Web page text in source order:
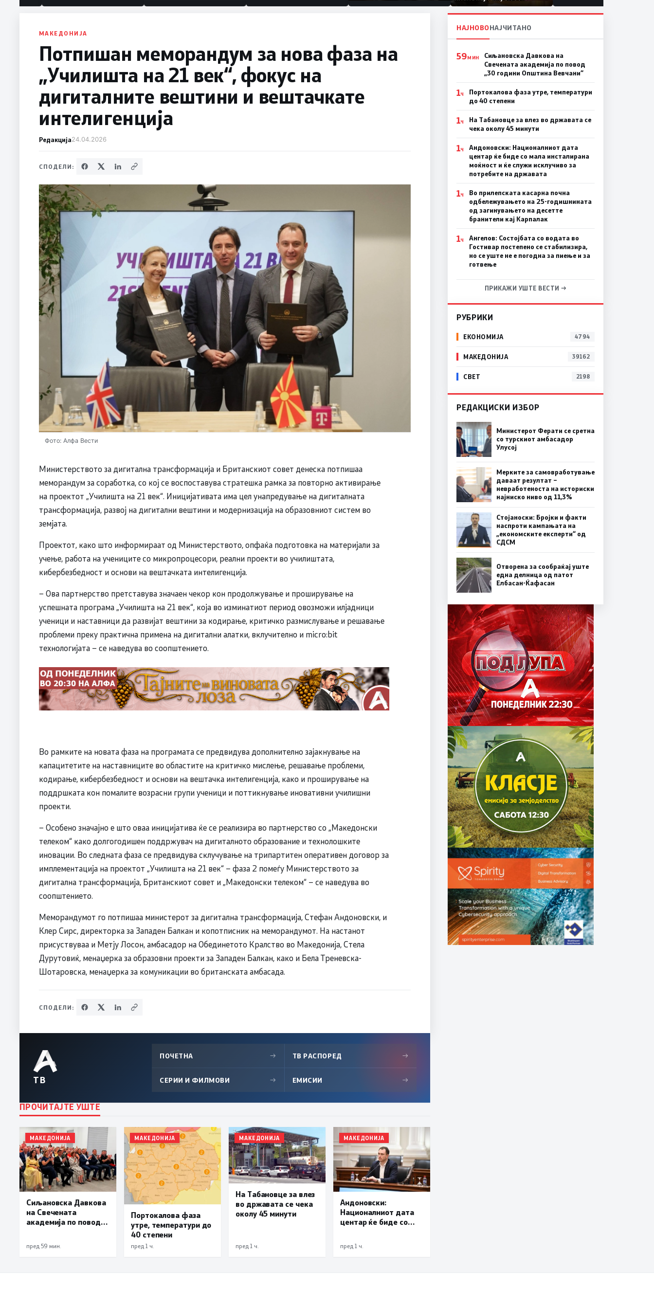
половина тунел во слепа
првачиња помалку
МАКЕДОНИЈА
Потпишан меморандум за нова фаза на
„Училишта на 21 век“, фокус на
дигиталните вештини и вештачкате
интелигенција
Редакција24.04.2026
СПОДЕЛИ:
Фото: Алфа Вести
Министерството за дигитална трансформација и Британскиот совет денеска потпишаа
меморандум за соработка, со кој се воспоставува стратешка рамка за повторно активирање
на проектот „Училишта на 21 век“. Иницијативата има цел унапредување на дигиталната
трансформација, развој на дигитални вештини и модернизација на образовниот систем во
земјата.
Проектот, како што информираат од Министерството, опфаќа подготовка на материјали за
учење, работа на учениците со микропроцесори, реални проекти во училиштата,
кибербезбедност и основи на вештачката интелигенција.
– Ова партнерство претставува значаен чекор кон продолжување и проширување на
успешната програма „Училишта на 21 век“, која во изминатиот период овозможи илјадници
ученици и наставници да развијат вештини за кодирање, критичко размислување и решавање
проблеми преку практична примена на дигитални алатки, вклучително и micro:bit
технологијата – се наведува во соопштението.
Во рамките на новата фаза на програмата се предвидува дополнително зајакнување на
капацитетите на наставниците во областите на критичко мислење, решавање проблеми,
кодирање, кибербезбедност и основи на вештачка интелигенција, како и проширување на
поддршката кон помалите возрасни групи ученици и поттикнување иновативни училишни
проекти.
– Особено значајно е што оваа иницијатива ќе се реализира во партнерство со „Македонски
телеком“ како долгогодишен поддржувач на дигиталното образование и технолошките
иновации. Во следната фаза се предвидува склучување на трипартитен оперативен договор за
имплементација на проектот „Училишта на 21 век“ – фаза 2 помеѓу Министерството за
дигитална трансформација, Британскиот совет и „Македонски телеком“ – се наведува во
соопштението.
Меморандумот го потпишаа министерот за дигитална трансформација, Стефан Андоновски, и
Клер Сирс, директорка за Западен Балкан и копотписник на меморандумот. На настанот
присуствуваа и Метју Лосон, амбасадор на Обединетото Кралство во Македонија, Стела
Дурутовиќ, менаџерка за образовни проекти за Западен Балкан, како и Бела Треневска-
Шотаровска, менаџерка за комуникации во британската амбасада.
СПОДЕЛИ:
ТВ
ПОЧЕТНА → ТВ РАСПОРЕД →
СЕРИИ И ФИЛМОВИ → ЕМИСИИ →
ПРОЧИТАЈТЕ УШТЕ
МАКЕДОНИЈА
Сиљановска Давкова
на Свечената
академија по повод
пред 59 мин.
МАКЕДОНИЈА
Портокалова фаза
утре, температури до
40 степени
пред 1 ч.
МАКЕДОНИЈА
На Табановце за влез
во државата се чека
околу 45 минути
пред 1 ч.
МАКЕДОНИЈА
Андоновски:
Националниот дата
центар ќе биде со
исклучиво за
пред 1 ч.
НАЈНОВОНАЈЧИТАНО
59МИН
Сиљановска Давкова на
Свечената академија по повод
„30 години Општина Вевчани“
1Ч
Портокалова фаза утре, температури
до 40 степени
1Ч
На Табановце за влез во државата се
чека околу 45 минути
1Ч
Андоновски: Националниот дата
центар ќе биде со мала инсталирана
моќност и ќе служи исклучиво за
потребите на државата
1Ч
Во прилепската касарна почна
одбележувањето на 25-годишнината
од загинувањето на десетте
бранители кај Карпалак
1Ч
Ангелов: Состојбата со водата во
Гостивар постепено се стабилизира,
но се уште не е погодна за пиење и за
готвење
ПРИКАЖИ УШТЕ ВЕСТИ →
РУБРИКИ
ЕКОНОМИЈА 4794
МАКЕДОНИЈА 39162
СВЕТ 2198
РЕДАКЦИСКИ ИЗБОР
Министерот Ферати се сретна
со турскиот амбасадор
Улусој
Мерките за самовработување
даваат резултат –
невработеноста на историски
најниско ниво од 11,3%
Стојаноски: Бројки и факти
наспроти кампањата на
„економските експерти“ од
СДСM
Отворена за сообраќај уште
една делница од патот
Елбасан-Ќафасан